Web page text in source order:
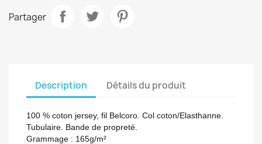
Partager
Description Détails du produit
100 % coton jersey, fil Belcoro. Col coton/Elasthanne.
Tubulaire. Bande de propreté.
Grammage : 165g/m²